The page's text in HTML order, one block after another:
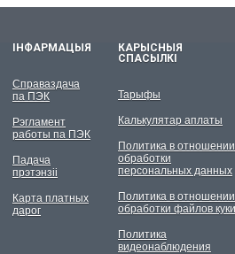
ІНФАРМАЦЫЯ
Справаздача
па ПЭК
Рэгламент
работы па ПЭК
Падача
прэтэнзіі
Карта платных
дарог
КАРЫСНЫЯ
СПАСЫЛКІ
Тарыфы
Калькулятар аплаты
Политика в отношении
обработки
персональных данных
Политика в отношении
обработки файлов куки
Политика
видеонаблюдения